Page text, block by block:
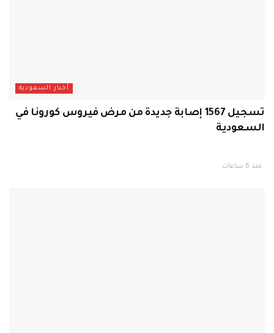
أخبار السعودية
تسجيل 1567 إصابة جديدة من مرض فيروس كورونا في
السعودية
منذ 6 ساعات